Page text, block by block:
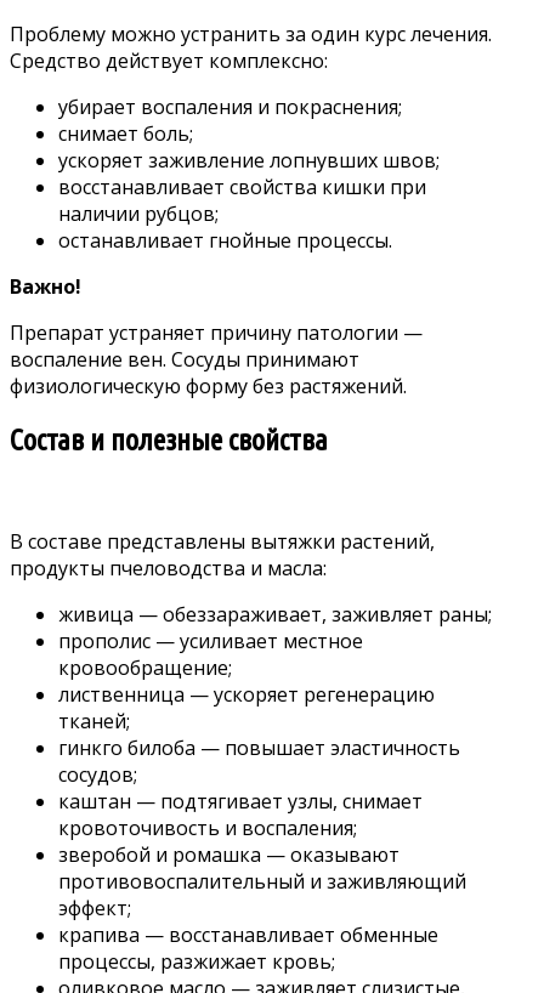
Проблему можно устранить за один курс лечения.
Средство действует комплексно:
убирает воспаления и покраснения;
снимает боль;
ускоряет заживление лопнувших швов;
восстанавливает свойства кишки при
наличии рубцов;
останавливает гнойные процессы.
Важно!
Препарат устраняет причину патологии —
воспаление вен. Сосуды принимают
физиологическую форму без растяжений.
Состав и полезные свойства
В составе представлены вытяжки растений,
продукты пчеловодства и масла:
живица — обеззараживает, заживляет раны;
прополис — усиливает местное
кровообращение;
лиственница — ускоряет регенерацию
тканей;
гинкго билоба — повышает эластичность
сосудов;
каштан — подтягивает узлы, снимает
кровоточивость и воспаления;
зверобой и ромашка — оказывают
противовоспалительный и заживляющий
эффект;
крапива — восстанавливает обменные
процессы, разжижает кровь;